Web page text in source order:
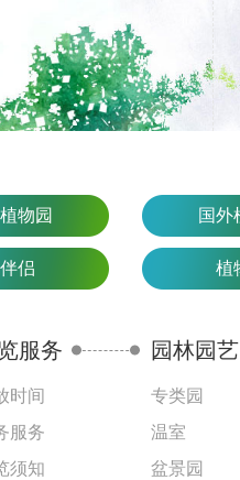
物园 国外
侣 植
服务
时间
服务
须知
园林园艺
专类园
温室
盆景园